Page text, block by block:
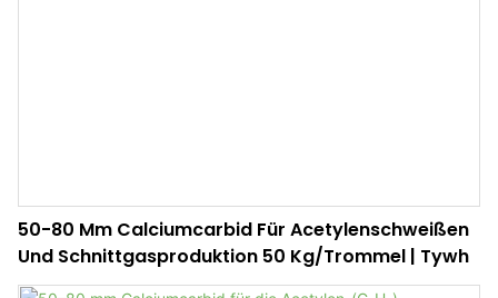
50-80 Mm Calciumcarbid Für Acetylenschweißen
Und Schnittgasproduktion 50 Kg/Trommel | Tywh